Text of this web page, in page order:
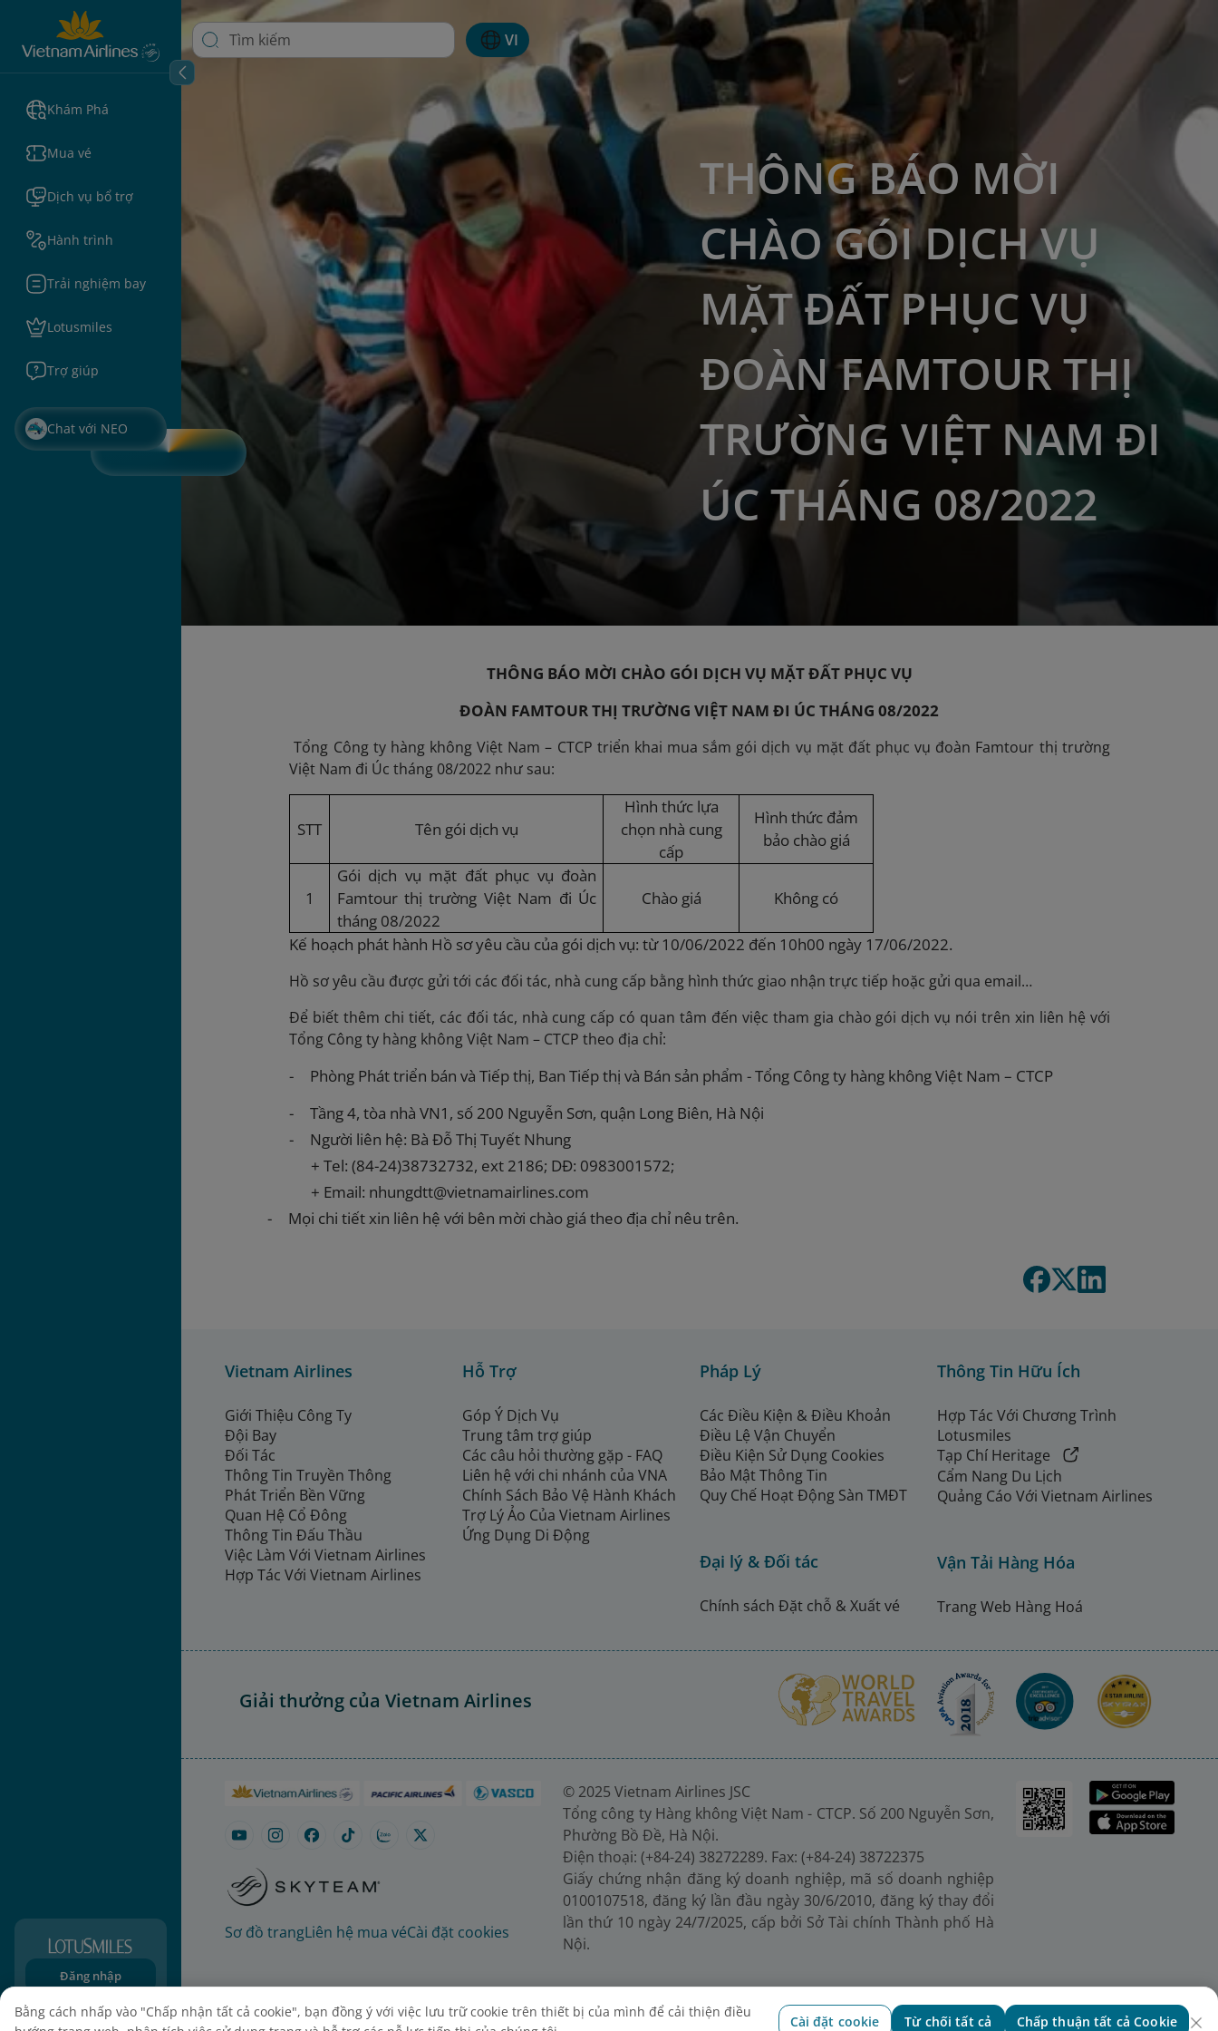
Khám Phá
Mua vé
Dịch vụ bổ trợ
Hành trình
Trải nghiệm bay
Lotusmiles
Trợ giúp
Chat với NEO
Đăng nhập
Đăng ký
VI
THÔNG BÁO MỜI
CHÀO GÓI DỊCH VỤ
MẶT ĐẤT PHỤC VỤ
ĐOÀN FAMTOUR THỊ
TRƯỜNG VIỆT NAM ĐI
ÚC THÁNG 08/2022
THÔNG BÁO MỜI CHÀO GÓI DỊCH VỤ MẶT ĐẤT PHỤC VỤ
ĐOÀN FAMTOUR THỊ TRƯỜNG VIỆT NAM ĐI ÚC THÁNG 08/2022
Tổng Công ty hàng không Việt Nam – CTCP triển khai mua sắm gói dịch vụ mặt đất phục vụ đoàn Famtour thị trường
Việt Nam đi Úc tháng 08/2022 như sau:
STT Tên gói dịch vụ
Hình thức lựa
chọn nhà cung
cấp
Hình thức đảm
bảo chào giá
1
Gói dịch vụ mặt đất phục vụ đoàn
Famtour thị trường Việt Nam đi Úc
tháng 08/2022
Chào giá Không có
Kế hoạch phát hành Hồ sơ yêu cầu của gói dịch vụ: từ 10/06/2022 đến 10h00 ngày 17/06/2022.
Hồ sơ yêu cầu được gửi tới các đối tác, nhà cung cấp bằng hình thức giao nhận trực tiếp hoặc gửi qua email…
Để biết thêm chi tiết, các đối tác, nhà cung cấp có quan tâm đến việc tham gia chào gói dịch vụ nói trên xin liên hệ với
Tổng Công ty hàng không Việt Nam – CTCP theo địa chỉ:
-
Phòng Phát triển bán và Tiếp thị, Ban Tiếp thị và Bán sản phẩm - Tổng Công ty hàng không Việt Nam – CTCP
-
Tầng 4, tòa nhà VN1, số 200 Nguyễn Sơn, quận Long Biên, Hà Nội
-
Người liên hệ: Bà Đỗ Thị Tuyết Nhung
+Tel: (84-24)38732732, ext 2186; DĐ: 0983001572;
+ Email: nhungdtt@vietnamairlines.com
-
Mọi chi tiết xin liên hệ với bên mời chào giá theo địa chỉ nêu trên.
Vietnam Airlines
Giới Thiệu Công Ty
Đội Bay
Đối Tác
Thông Tin Truyền Thông
Phát Triển Bền Vững
Quan Hệ Cổ Đông
Thông Tin Đấu Thầu
Việc Làm Với Vietnam Airlines
Hợp Tác Với Vietnam Airlines
Hỗ Trợ
Góp Ý Dịch Vụ
Trung tâm trợ giúp
Các câu hỏi thường gặp - FAQ
Liên hệ với chi nhánh của VNA
Chính Sách Bảo Vệ Hành Khách
Trợ Lý Ảo Của Vietnam Airlines
Ứng Dụng Di Động
Pháp Lý
Các Điều Kiện & Điều Khoản
Điều Lệ Vận Chuyển
Điều Kiện Sử Dụng Cookies
Bảo Mật Thông Tin
Quy Chế Hoạt Động Sàn TMĐT
Đại lý & Đối tác
Chính sách Đặt chỗ & Xuất vé
Thông Tin Hữu Ích
Hợp Tác Với Chương Trình
Lotusmiles
Tạp Chí Heritage
Cẩm Nang Du Lịch
Quảng Cáo Với Vietnam Airlines
Vận Tải Hàng Hóa
Trang Web Hàng Hoá
Giải thưởng của Vietnam Airlines
Sơ đồ trangLiên hệ mua véCài đặt cookies
© 2025 Vietnam Airlines JSC
Tổng công ty Hàng không Việt Nam - CTCP. Số 200 Nguyễn Sơn,
Phường Bồ Đề, Hà Nội.
Điện thoại: (+84-24) 38272289. Fax: (+84-24) 38722375
Giấy chứng nhận đăng ký doanh nghiệp, mã số doanh nghiệp
0100107518, đăng ký lần đầu ngày 30/6/2010, đăng ký thay đổi
lần thứ 10 ngày 24/7/2025, cấp bởi Sở Tài chính Thành phố Hà
Nội.
Bằng cách nhấp vào "Chấp nhận tất cả cookie", bạn đồng ý với việc lưu trữ cookie trên thiết bị của mình để cải thiện điều
Cài đặt cookie Từ chối tất cả Chấp thuận tất cả Cookie